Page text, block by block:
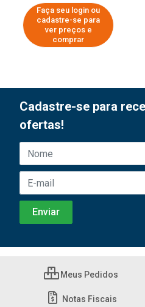
Faça seu login ou
cadastre-se para
ver preços e
comprar
Cadastre-se para
ofertas!
Meus Pedidos
Notas Fiscais